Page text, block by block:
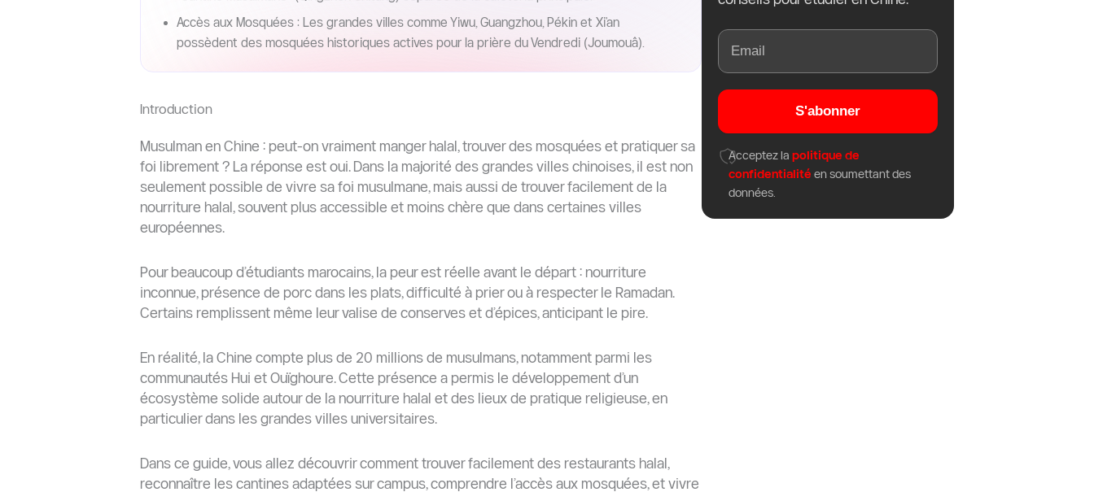
Accès aux Mosquées : Les grandes villes comme Yiwu, Guangzhou, Pékin et Xi'an
possèdent des mosquées historiques actives pour la prière du Vendredi (Joumouâ).
Introduction
Musulman en Chine : peut-on vraiment manger halal, trouver des mosquées et pratiquer sa
foi librement ? La réponse est oui. Dans la majorité des grandes villes chinoises, il est non
seulement possible de vivre sa foi musulmane, mais aussi de trouver facilement de la
nourriture halal, souvent plus accessible et moins chère que dans certaines villes
européennes.
Pour beaucoup d’étudiants marocains, la peur est réelle avant le départ : nourriture
inconnue, présence de porc dans les plats, difficulté à prier ou à respecter le Ramadan.
Certains remplissent même leur valise de conserves et d’épices, anticipant le pire.
En réalité, la Chine compte plus de 20 millions de musulmans, notamment parmi les
communautés Hui et Ouïghoure. Cette présence a permis le développement d’un
écosystème solide autour de la nourriture halal et des lieux de pratique religieuse, en
particulier dans les grandes villes universitaires.
Dans ce guide, vous allez découvrir comment trouver facilement des restaurants halal,
reconnaître les cantines adaptées sur campus, comprendre l’accès aux mosquées, et vivre
S'abonner
Acceptez lapolitique de
confidentialité en soumettant des
données.